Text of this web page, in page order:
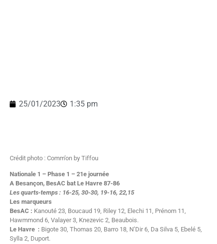
25/01/2023 1:35 pm
Crédit photo : Comm’on by Tiffou
Nationale 1 – Phase 1 – 21e journée
A Besançon, BesAC bat Le Havre 87-86
Les quarts-temps : 16-25, 30-30, 19-16, 22,15
Les marqueurs
BesAC : Kanouté 23, Boucaud 19, Riley 12, Elechi 11, Prénom 11,
Hawmmond 6, Valayer 3, Knezevic 2, Beaubois.
Le Havre : Bigote 30, Thomas 20, Barro 18, N’Dir 6, Da Silva 5, Ebelé 5,
Sylla 2, Duport.